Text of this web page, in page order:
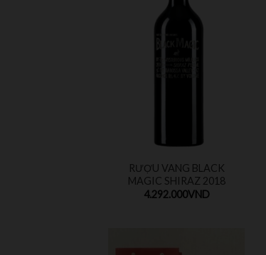
RƯỢU VANG BLACK
MAGIC SHIRAZ 2018
4.292.000VND